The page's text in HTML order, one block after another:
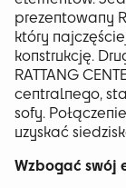
prezentowany
który
konstrukcję.
RATTANG
centralnego,
sofy.
uzyskać
Wzbogać swój